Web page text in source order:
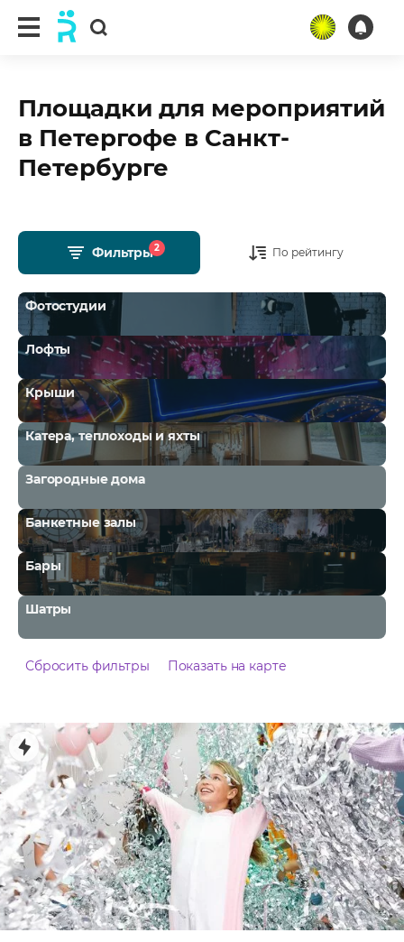
Площадки для мероприятий
в Петергофе в Санкт-
Петербурге
Фильтры2 По рейтингу
Фотостудии
Лофты
Крыши
Катера, теплоходы и яхты
Загородные дома
Банкетные залы
Бары
Шатры
Сбросить фильтры Показать на карте